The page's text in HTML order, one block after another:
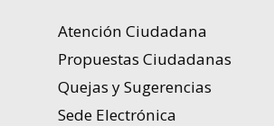
Atención Ciudadana
Propuestas Ciudadanas
Quejas y Sugerencias
Sede Electrónica